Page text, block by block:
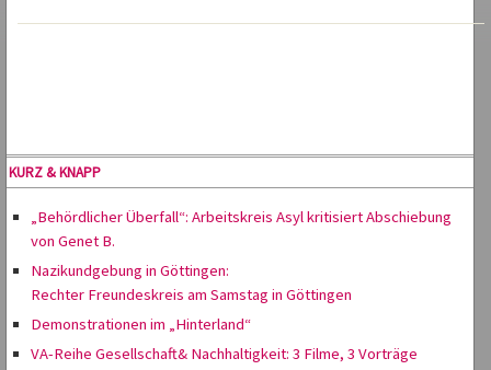
KURZ & KNAPP
„Behördlicher Überfall“: Arbeitskreis Asyl kritisiert Abschiebung
von Genet B.
Nazikundgebung in Göttingen:
Rechter Freundeskreis am Samstag in Göttingen
Demonstrationen im „Hinterland“
VA-Reihe Gesellschaft& Nachhaltigkeit: 3 Filme, 3 Vorträge